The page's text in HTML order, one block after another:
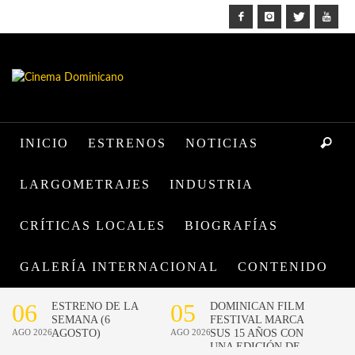
INICIO ESTRENOS NOTICIAS
LARGOMETRAJES INDUSTRIA
CRÍTICAS LOCALES BIOGRAFÍAS
GALERÍA INTERNACIONAL CONTENIDO